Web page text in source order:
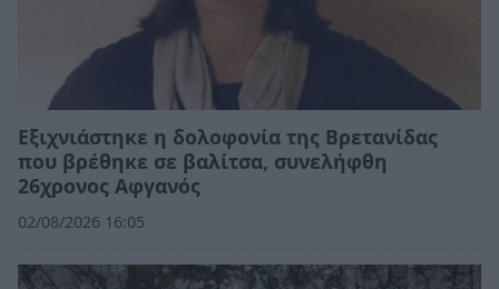
Εξιχνιάστηκε η δολοφονία της Βρετανίδας
που βρέθηκε σε βαλίτσα, συνελήφθη
26χρονος Αφγανός
02/08/2026 16:05